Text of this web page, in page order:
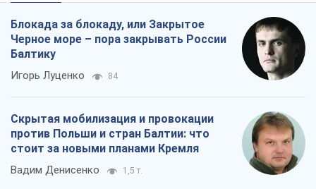
Блокада за блокаду, или Закрытое
Черное море – пора закрывать России
Балтику
Игорь Луценко 84
Скрытая мобилизация и провокации
против Польши и стран Балтии: что
стоит за новыми планами Кремля
Вадим Денисенко 1,5 т.